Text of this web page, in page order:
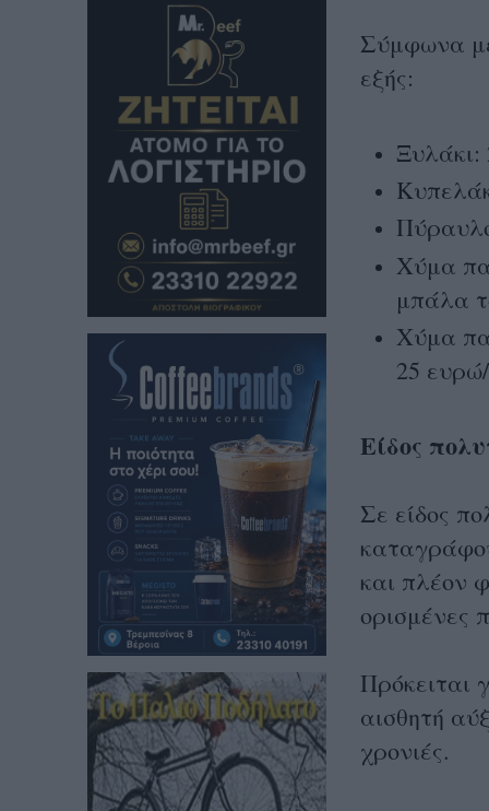
Σύμφωνα
εξής:
Ξυλάκι:
Χύμα
μπάλα
Χύμα
25
Είδος
Σε είδος
και πλέον
ορισμένες
Πρόκειται
αισθητή
χρονιές.